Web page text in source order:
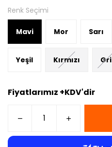
Renk Seçimi
Mavi Mor Sarı
Yeşil Kırmızı Gri
Fiyatlarımız +KDV'dir